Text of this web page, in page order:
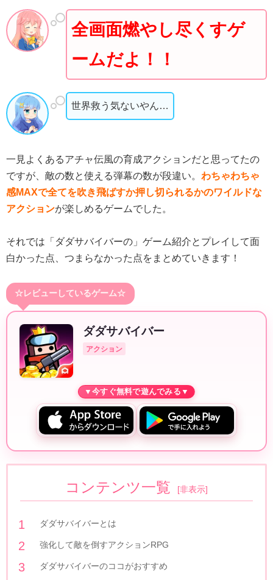
全画面燃やし尽くすゲ
ームだよ！！
世界救う気ないやん…
一見よくあるアチャ伝風の育成アクションだと思ってたの
ですが、敵の数と使える弾幕の数が段違い。 わちゃわちゃ
感MAXで全てを吹き飛ばすか押し切られるかのワイルドな
アクションが楽しめるゲームでした。
それでは「ダダサバイバーの」ゲーム紹介とプレイして面
白かった点、つまらなかった点をまとめていきます！
☆レビューしているゲーム☆
ダダサバイバー
アクション
コンテンツ一覧 [非表示]
ダダサバイバーとは
強化して敵を倒すアクションRPG
ダダサバイバーのココがおすすめ